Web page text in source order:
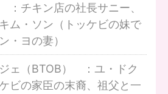
チキン店の社長サニー、
ム・ソン（トッケビの妹で
・ヨの妻）
ェ（BTOB） ：ユ・ドク
ビの家臣の末裔、祖父と一